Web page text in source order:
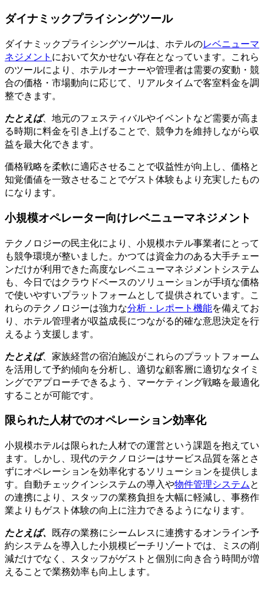
ダイナミックプライシングツール
ダイナミックプライシングツールは、ホテルのレベニューマ
ネジメント において欠かせない存在となっています。これら
のツールにより、ホテルオーナーや管理者は需要の変動・競
合の価格・市場動向に応じて、リアルタイムで客室料金を調
整できます。
たとえば、地元のフェスティバルやイベントなど需要が高ま
る時期に料金を引き上げることで、競争力を維持しながら収
益を最大化できます。
価格戦略を柔軟に適応させることで収益性が向上し、価格と
知覚価値を一致させることでゲスト体験もより充実したもの
になります。
小規模オペレーター向けレベニューマネジメント
テクノロジーの民主化により、小規模ホテル事業者にとって
も競争環境が整いました。かつては資金力のある大手チェー
ンだけが利用できた高度なレベニューマネジメントシステム
も、今日ではクラウドベースのソリューションが手頃な価格
で使いやすいプラットフォームとして提供されています。こ
れらのテクノロジーは強力な分析・レポート機能を備えてお
り、ホテル管理者が収益成長につながる的確な意思決定を行
えるよう支援します。
たとえば、家族経営の宿泊施設がこれらのプラットフォーム
を活用して予約傾向を分析し、適切な顧客層に適切なタイミ
ングでアプローチできるよう、マーケティング戦略を最適化
することが可能です。
限られた人材でのオペレーション効率化
小規模ホテルは限られた人材での運営という課題を抱えてい
ます。しかし、現代のテクノロジーはサービス品質を落とさ
ずにオペレーションを効率化するソリューションを提供しま
す。自動チェックインシステムの導入や物件管理システムと
の連携により、スタッフの業務負担を大幅に軽減し、事務作
業よりもゲスト体験の向上に注力できるようになります。
たとえば、 既存の業務にシームレスに連携するオンライン予
約システムを導入した小規模ビーチリゾートでは、ミスの削
減だけでなく、スタッフがゲストと個別に向き合う時間が増
えることで業務効率も向上します。